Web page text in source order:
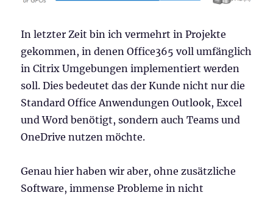
In letzter Zeit bin ich vermehrt in Projekte
gekommen, in denen Office365 voll umfänglich
in Citrix Umgebungen implementiert werden
soll. Dies bedeutet das der Kunde nicht nur die
Standard Office Anwendungen Outlook, Excel
und Word benötigt, sondern auch Teams und
OneDrive nutzen möchte.
Genau hier haben wir aber, ohne zusätzliche
Software, immense Probleme in nicht